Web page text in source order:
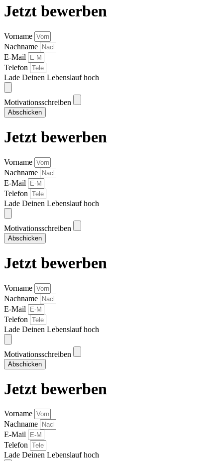
Jetzt bewerben
Vorname
Nachname
E-Mail
Telefon
Lade Deinen Lebenslauf hoch
Motivationsschreiben
Abschicken
Jetzt bewerben
Vorname
Nachname
E-Mail
Telefon
Lade Deinen Lebenslauf hoch
Motivationsschreiben
Abschicken
Jetzt bewerben
Vorname
Nachname
E-Mail
Telefon
Lade Deinen Lebenslauf hoch
Motivationsschreiben
Abschicken
Jetzt bewerben
Vorname
Nachname
E-Mail
Telefon
Lade Deinen Lebenslauf hoch